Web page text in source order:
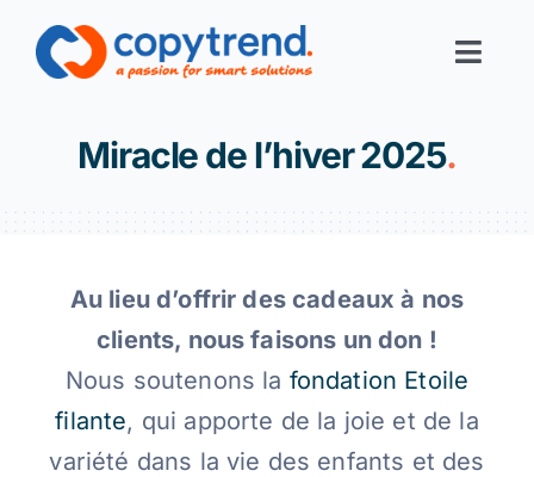
Print-Services
Digital-Services
Digital-Office
Corporate Solutions
Filiales
Miracle de l’hiver 2025.
Au lieu d’offrir des cadeaux à nos
clients, nous faisons un don !
Nous soutenons la fondation Etoile
filante, qui apporte de la joie et de la
variété dans la vie des enfants et des